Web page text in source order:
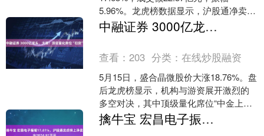
5.96%。龙虎榜数据显示，沪股通净卖出
1307.60万元，营业部席位合计净....
中融证券 3000亿龙头，大涨！顶级量化席位“扫货”
查看：203 分类：在线炒股融资
5月15日，盛合晶微股价大涨18.76%。盘
后龙虎榜显示，机构与游资展开激烈的
多空对决，其中顶级量化席位“中金上海
分公司”大举买入1.85亿元，最近3个交易
日合....
擒牛宝 宏昌电子振幅17.81%，沪股通龙虎榜上净卖出2074.91万元